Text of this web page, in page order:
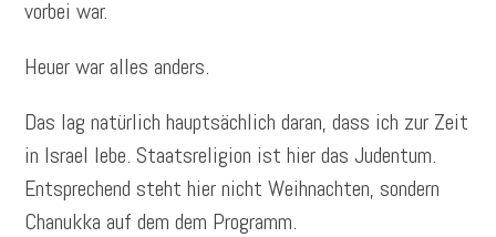
vorbei war.
Heuer war alles anders.
Das lag natürlich hauptsächlich daran, dass ich zur Zeit
in Israel lebe. Staatsreligion ist hier das Judentum.
Entsprechend steht hier nicht Weihnachten, sondern
Chanukka auf dem dem Programm.